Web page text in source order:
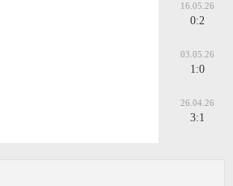
16.05.26
0:2
03.05.26
1:0
26.04.26
3:1